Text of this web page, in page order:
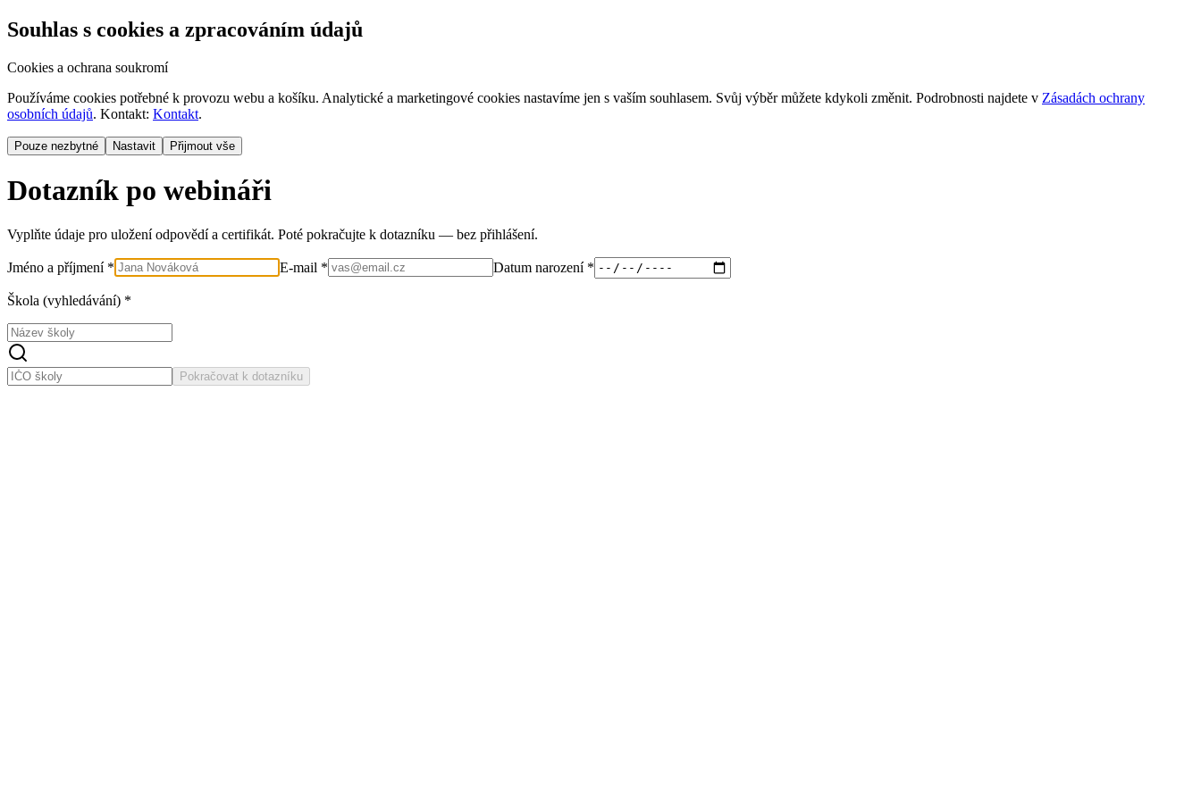
Souhlas s cookies a zpracováním údajů
Cookies a ochrana soukromí
Používáme cookies potřebné k provozu webu a košíku. Analytické a marketingové cookies nastavíme jen s vaším souhlasem. Svůj výběr můžete kdykoli změnit. Podrobnosti najdete v Zásadách ochrany
osobních údajů. Kontakt: Kontakt.
Pouze nezbytné Nastavit Přijmout vše
Dotazník po webináři
Vyplňte údaje pro uložení odpovědí a certifikát. Poté pokračujte k dotazníku — bez přihlášení.
Jméno a příjmení * E-mail * Datum narození *
Škola (vyhledávání) *
Pokračovat k dotazníku